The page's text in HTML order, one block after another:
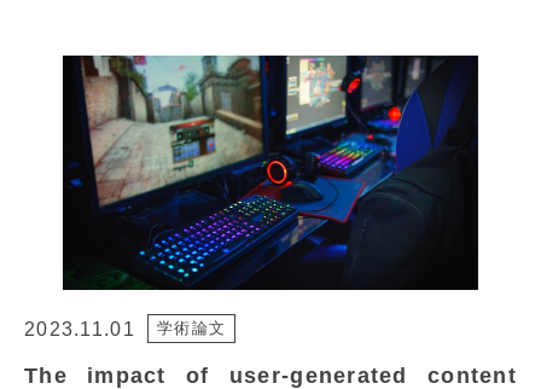
2023.11.01 学術論文
The impact of user-generated content